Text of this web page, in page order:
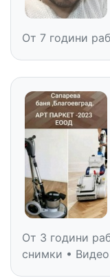
От 7 години
От 3 години
снимки • Видео